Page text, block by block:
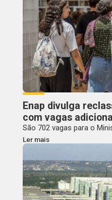
Enap divulga
com vagas
São 702 vagas para o
Ler mais